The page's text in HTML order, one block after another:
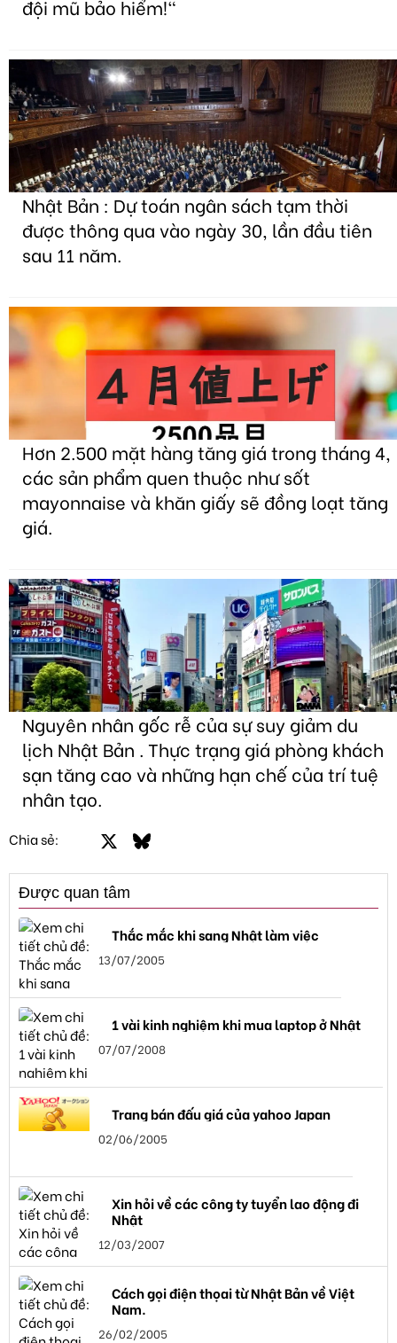
đội mũ bảo hiểm!"
Nhật Bản : Dự toán ngân sách tạm thời
được thông qua vào ngày 30, lần đầu tiên
sau 11 năm.
Hơn 2.500 mặt hàng tăng giá trong tháng 4,
các sản phẩm quen thuộc như sốt
mayonnaise và khăn giấy sẽ đồng loạt tăng
giá.
Nguyên nhân gốc rễ của sự suy giảm du
lịch Nhật Bản . Thực trạng giá phòng khách
sạn tăng cao và những hạn chế của trí tuệ
nhân tạo.
Chia sẻ: FacebookBluesky
Được quan tâm
Thắc mắc khi sang Nhật làm việc
13/07/2005
1 vài kinh nghiệm khi mua laptop ở Nhật
07/07/2008
Trang bán đấu giá của yahoo Japan
02/06/2005
Xin hỏi về các công ty tuyển lao động đi
Nhật
12/03/2007
Cách gọi điện thọai từ Nhật Bản về Việt
Nam.
26/02/2005